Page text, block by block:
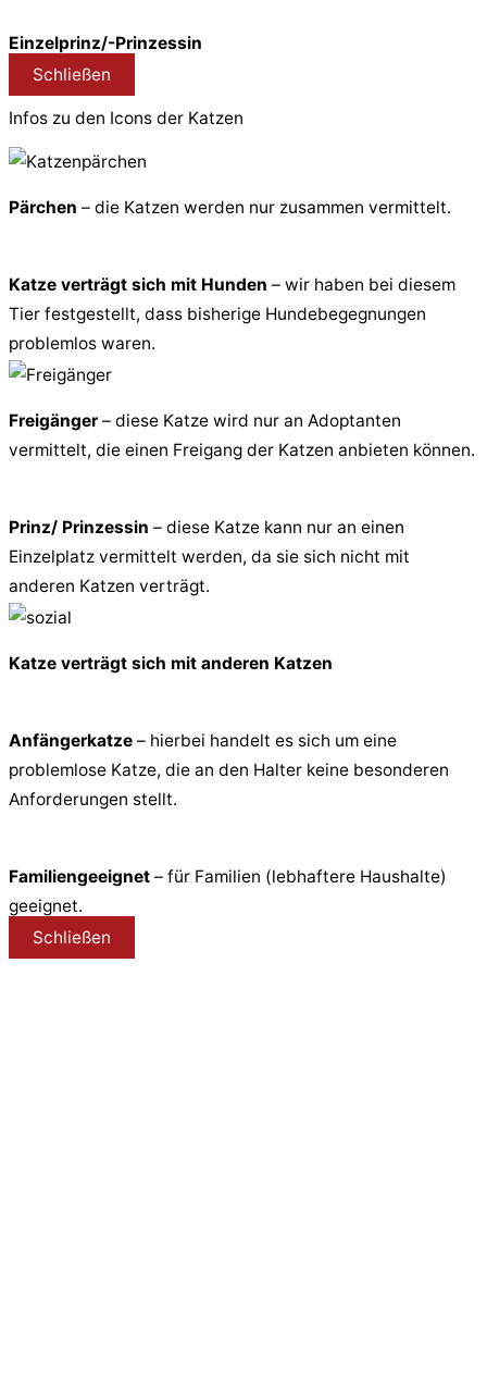
Einzelprinz/-Prinzessin
Schließen
Infos zu den Icons der Katzen
Pärchen – die Katzen werden nur zusammen vermittelt.
Katze verträgt sich mit Hunden – wir haben bei diesem
Tier festgestellt, dass bisherige Hundebegegnungen
problemlos waren.
Freigänger – diese Katze wird nur an Adoptanten
vermittelt, die einen Freigang der Katzen anbieten können.
Prinz/ Prinzessin – diese Katze kann nur an einen
Einzelplatz vermittelt werden, da sie sich nicht mit
anderen Katzen verträgt.
Katze verträgt sich mit anderen Katzen
Anfängerkatze – hierbei handelt es sich um eine
problemlose Katze, die an den Halter keine besonderen
Anforderungen stellt.
Familiengeeignet – für Familien (lebhaftere Haushalte)
geeignet.
Schließen